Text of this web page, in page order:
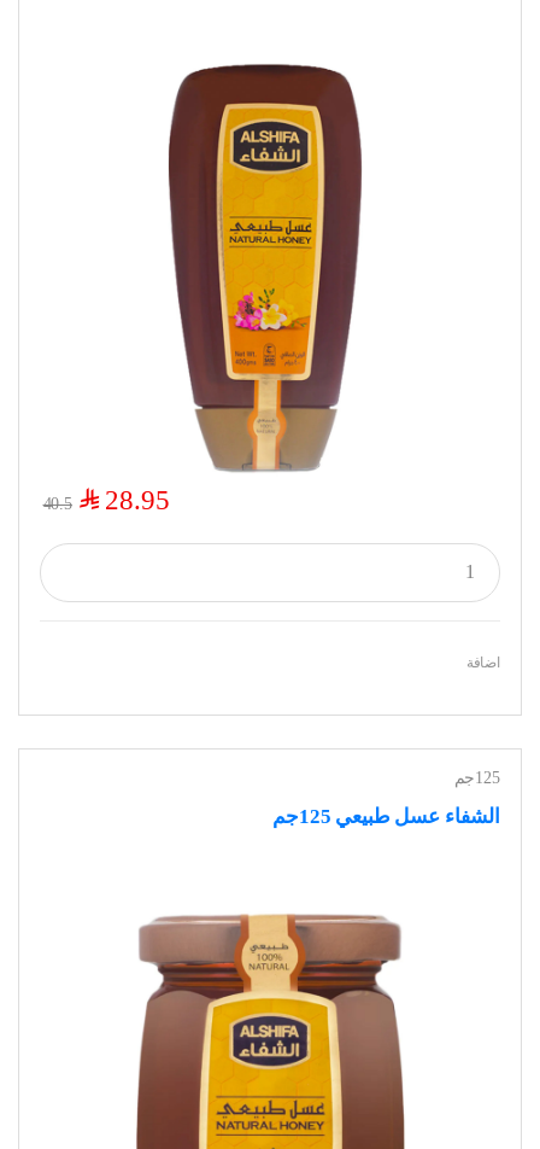
28.95
$
40.5
اضافة
125جم
الشفاء عسل طبيعي 125جم